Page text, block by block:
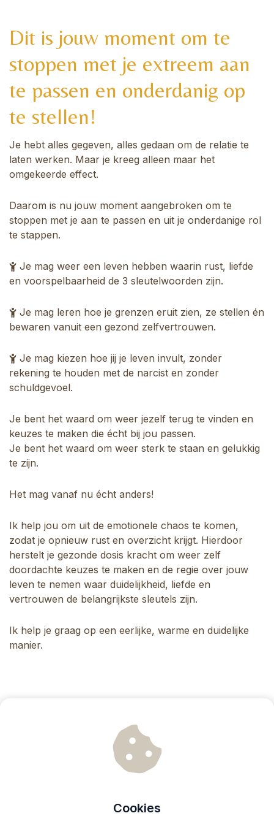
Dit is jouw moment om te
stoppen met je extreem aan
te passen en onderdanig op
te stellen!
Je hebt alles gegeven, alles gedaan om de relatie te
laten werken. Maar je kreeg alleen maar het
omgekeerde effect.
Daarom is nu jouw moment aangebroken om te
stoppen met je aan te passen en uit je onderdanige rol
te stappen.
Je mag weer een leven hebben waarin rust, liefde
en voorspelbaarheid de 3 sleutelwoorden zijn.
Je mag leren hoe je grenzen eruit zien, ze stellen én
bewaren vanuit een gezond zelfvertrouwen.
Je mag kiezen hoe jij je leven invult, zonder
rekening te houden met de narcist en zonder
schuldgevoel.
Je bent het waard om weer jezelf terug te vinden en
keuzes te maken die écht bij jou passen.
Je bent het waard om weer sterk te staan en gelukkig
te zijn.
Het mag vanaf nu écht anders!
Ik help jou om uit de emotionele chaos te komen,
zodat je opnieuw rust en overzicht krijgt. Hierdoor
herstelt je gezonde dosis kracht om weer zelf
doordachte keuzes te maken en de regie over jouw
leven te nemen waar duidelijkheid, liefde en
vertrouwen de belangrijkste sleutels zijn.
Ik help je graag op een eerlijke, warme en duidelijke
manier.
Cookies